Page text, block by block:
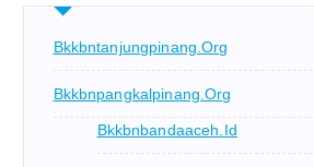
Bkkbntanjungpinang.org
Bkkbnpangkalpinang.org
Bkkbnbandaaceh.id